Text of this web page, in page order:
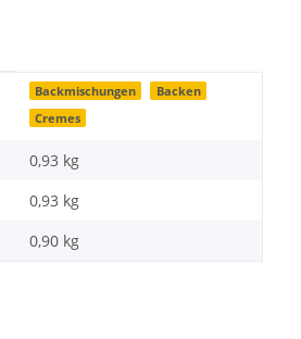
Backmischungen
Backen
Cremes
0,93 kg
0,93 kg
0,90 kg